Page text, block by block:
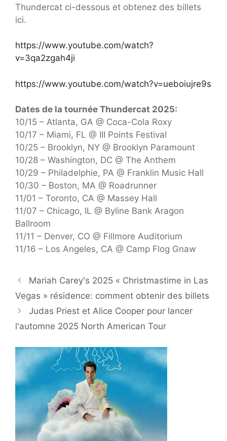
Thundercat ci-dessous et obtenez des billets
ici.
https://www.youtube.com/watch?
v=3qa2zgah4ji
https://www.youtube.com/watch?v=ueboiujre9s
Dates de la tournée Thundercat 2025:
10/15 – Atlanta, GA @ Coca-Cola Roxy
10/17 – Miami, FL @ III Points Festival
10/25 – Brooklyn, NY @ Brooklyn Paramount
10/28 – Washington, DC @ The Anthem
10/29 – Philadelphie, PA @ Franklin Music Hall
10/30 – Boston, MA @ Roadrunner
11/01 – Toronto, CA @ Massey Hall
11/07 – Chicago, IL @ Byline Bank Aragon
Ballroom
11/11 – Denver, CO @ Fillmore Auditorium
11/16 – Los Angeles, CA @ Camp Flog Gnaw
Mariah Carey's 2025 « Christmastime in Las
Vegas » résidence: comment obtenir des billets
Judas Priest et Alice Cooper pour lancer
l'automne 2025 North American Tour